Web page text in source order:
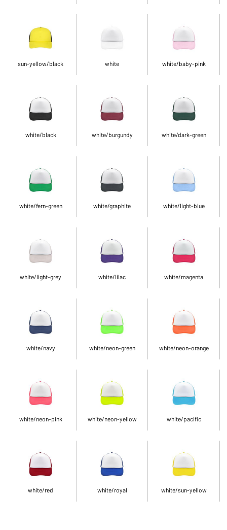
sun-yellow/black white white/baby-pink
white/black white/burgundy white/dark-green
white/fern-green white/graphite white/light-blue
white/light-grey white/lilac white/magenta
white/navy white/neon-green white/neon-orange
white/neon-pink white/neon-yellow white/pacific
white/red white/royal white/sun-yellow